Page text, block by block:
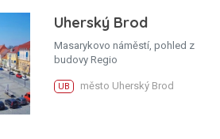
Uherský Brod
Masarykovo náměstí, pohled z
budovy Regio
UB město Uherský Brod